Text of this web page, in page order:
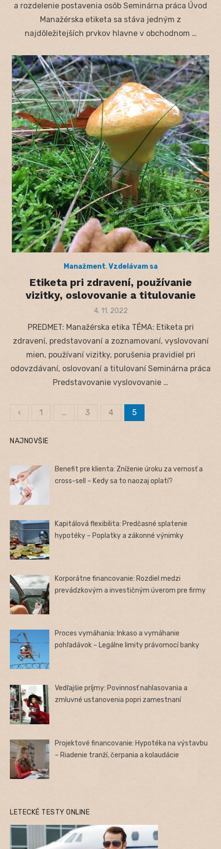
a rozdelenie postavenia osôb Seminárna práca Úvod
Manažérska etiketa sa stáva jedným z
najdôležitejších prvkov hlavne v obchodnom …
Manažment,Vzdelávam sa
Etiketa pri zdravení, používanie
vizitky, oslovovanie a titulovanie
Posted
4. 11. 2022
PREDMET: Manažérska etika TÉMA: Etiketa pri
zdravení, predstavovaní a zoznamovaní, vyslovovaní
mien, používaní vizitky, porušenia pravidiel pri
odovzdávaní, oslovovaní a titulovaní Seminárna práca
Predstavovanie vyslovovanie …
Stránkovanie
príspevkov
‹ 1 … 3 4 5
NAJNOVŠIE
Benefit pre klienta: Zníženie úroku za vernosť a
cross-sell – Kedy sa to naozaj oplatí?
Kapitálová flexibilita: Predčasné splatenie
hypotéky – Poplatky a zákonné výnimky
Korporátne financovanie: Rozdiel medzi
prevádzkovým a investičným úverom pre firmy
Proces vymáhania: Inkaso a vymáhanie
pohľadávok – Legálne limity právomocí banky
Vedľajšie príjmy: Povinnosť nahlasovania a
zmluvné ustanovenia popri zamestnaní
Projektové financovanie: Hypotéka na výstavbu
– Riadenie tranží, čerpania a kolaudácie
LETECKÉ TESTY ONLINE